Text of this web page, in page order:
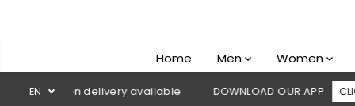
Home Men Women
EN
on delivery available DOWNLOAD OUR APP CLICK HERE